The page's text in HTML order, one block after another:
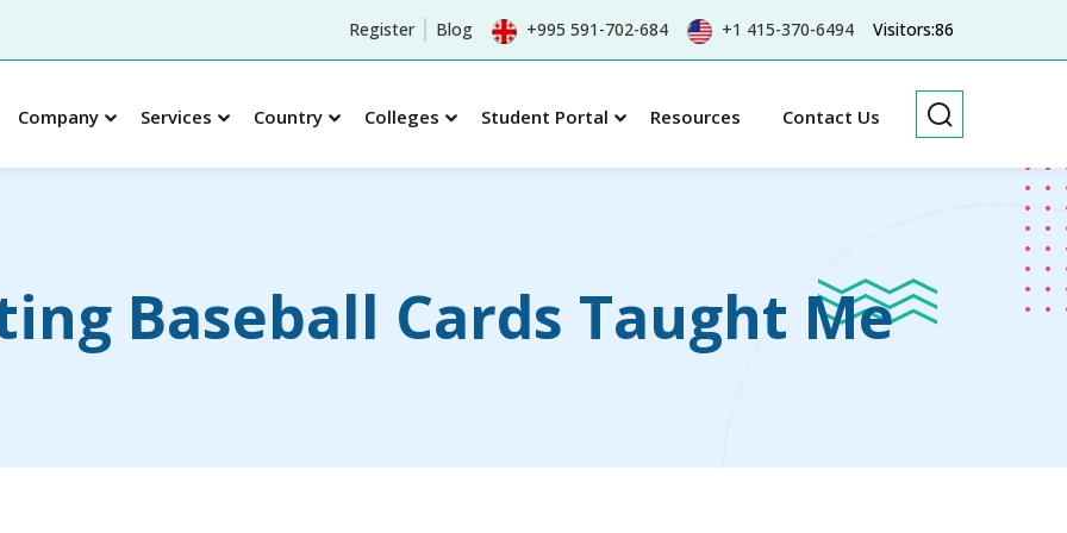
Register Blog +995 591-702-684 +1 415-370-6494 Visitors:86
Company Services Country Colleges Student Portal Resources Contact Us
Baseball Cards Taught Me
Sign in